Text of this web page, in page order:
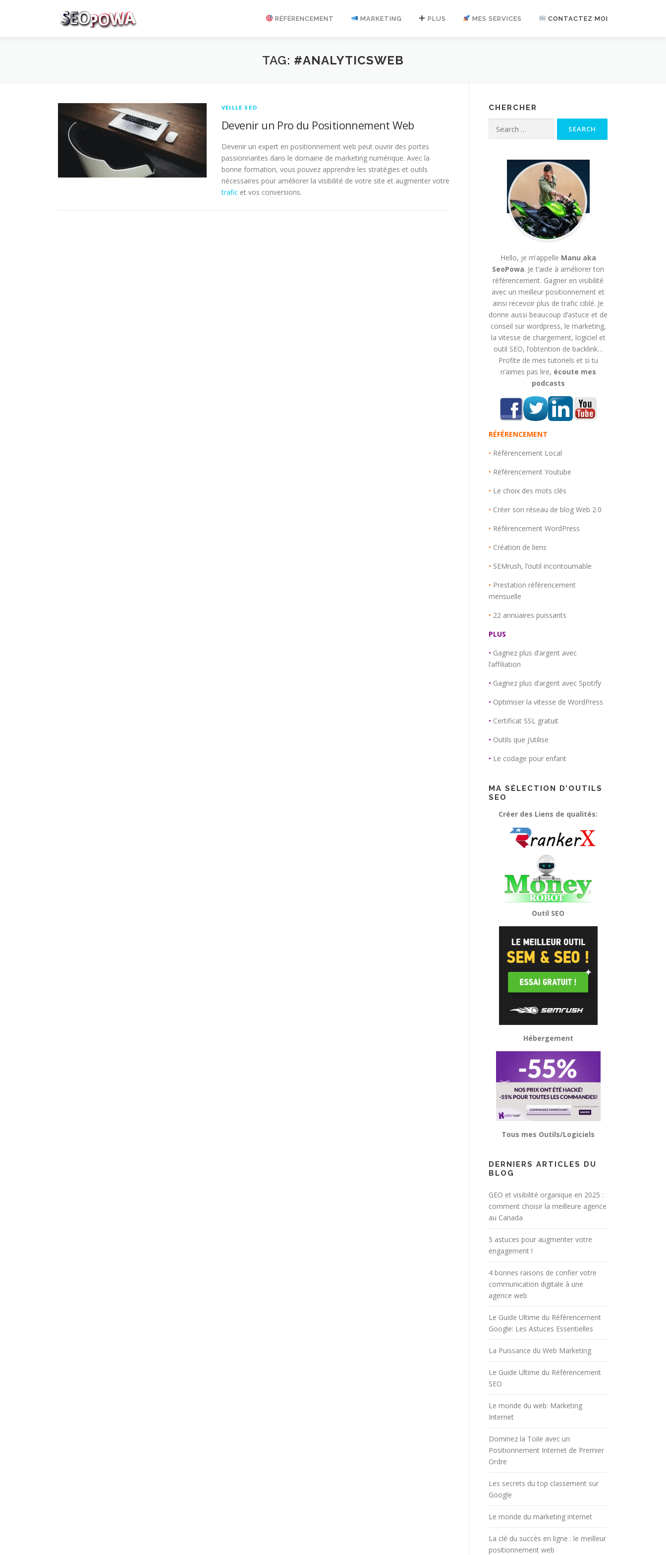
RÉFÉRENCEMENT MARKETING PLUS MES SERVICES CONTACTEZ MOI
TAG: #ANALYTICSWEB
VEILLE SEO
Devenir un Pro du Positionnement Web
Devenir un expert en positionnement web peut ouvrir des portes
passionnantes dans le domaine de marketing numérique. Avec la
bonne formation, vous pouvez apprendre les stratégies et outils
nécessaires pour améliorer la visibilité de votre site et augmenter votre
trafic et vos conversions.
CHERCHER
Search for:
Hello, je m’appelle Manu aka
SeoPowa. Je t’aide à améliorer ton
référencement. Gagner en visibilité
avec un meilleur positionnement et
ainsi recevoir plus de trafic ciblé. Je
donne aussi beaucoup d’astuce et de
conseil sur wordpress, le marketing,
la vitesse de chargement, logiciel et
outil SEO, l’obtention de backlink…
Profite de mes tutoriels et si tu
n’aimes pas lire, écoute mes
podcasts
RÉFÉRENCEMENT
• Référencement Local
• Référencement Youtube
• Le choix des mots clés
• Créer son réseau de blog Web 2.0
• Référencement WordPress
• Création de liens
• SEMrush, l’outil incontournable
• Prestation référencement
mensuelle
• 22 annuaires puissants
PLUS
• Gagnez plus d’argent avec
l’affiliation
• Gagnez plus d’argent avec Spotify
• Optimiser la vitesse de WordPress
• Certificat SSL gratuit
• Outils que j’utilise
• Le codage pour enfant
MA SÉLECTION D’OUTILS
SEO
Créer des Liens de qualités:
Outil SEO
Hébergement
Tous mes Outils/Logiciels
DERNIERS ARTICLES DU
BLOG
GEO et visibilité organique en 2025 :
comment choisir la meilleure agence
au Canada
5 astuces pour augmenter votre
engagement !
4 bonnes raisons de confier votre
communication digitale à une
agence web
Le Guide Ultime du Référencement
Google: Les Astuces Essentielles
La Puissance du Web Marketing
Le Guide Ultime du Référencement
SEO
Le monde du web: Marketing
Internet
Dominez la Toile avec un
Positionnement Internet de Premier
Ordre
Les secrets du top classement sur
Google
Le monde du marketing internet
La clé du succès en ligne : le meilleur
positionnement web